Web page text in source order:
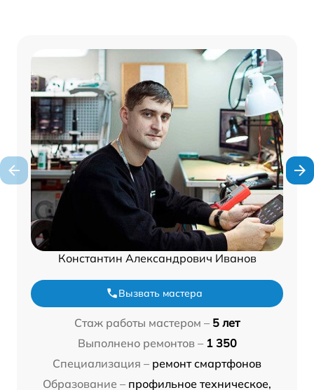
Константин Александрович Иванов
Вызвать мастера
Стаж работы мастером – 5 лет
Выполнено ремонтов – 1 350
Специализация – ремонт смартфонов
Образование – профильное техническое,